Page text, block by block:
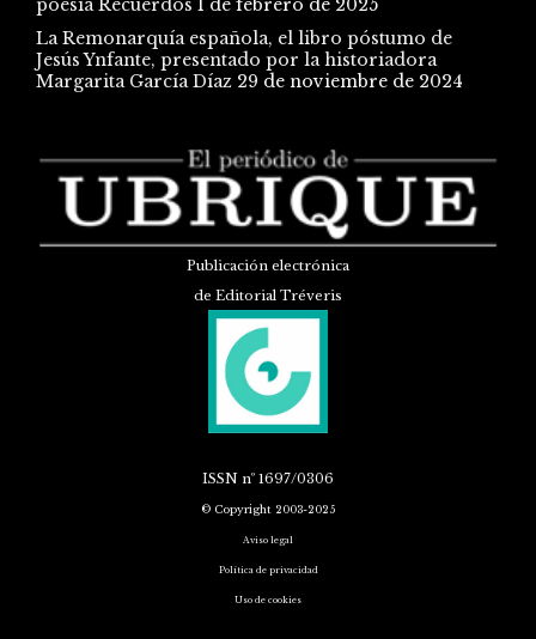
poesía Recuerdos 1 de febrero de 2025
La Remonarquía española, el libro póstumo de
Jesús Ynfante, presentado por la historiadora
Margarita García Díaz 29 de noviembre de 2024
Publicación electrónica
de Editorial Tréveris
ISSN nº 1697/0306
© Copyright 2003-2025
Aviso legal
Política de privacidad
Uso de cookies